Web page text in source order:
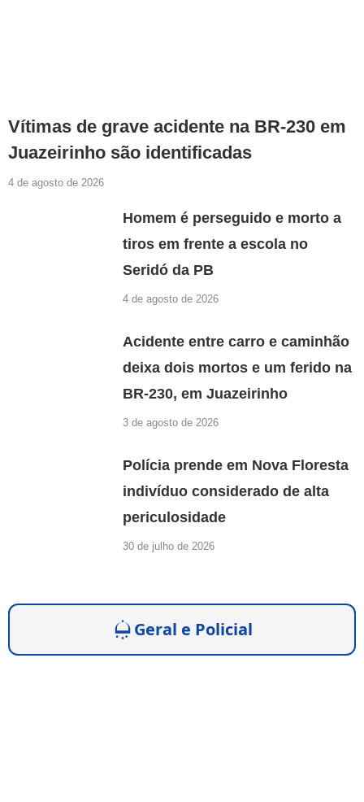
Vítimas de grave acidente na BR-230 em
Juazeirinho são identificadas
4 de agosto de 2026
Homem é perseguido e morto a
tiros em frente a escola no
Seridó da PB
4 de agosto de 2026
Acidente entre carro e caminhão
deixa dois mortos e um ferido na
BR-230, em Juazeirinho
3 de agosto de 2026
Polícia prende em Nova Floresta
indivíduo considerado de alta
periculosidade
30 de julho de 2026
Geral e Policial